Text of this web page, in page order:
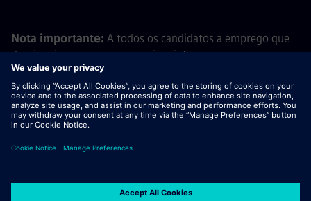
Nota importante: A todos os candidatos a emprego que
desejem integrar a nossa equipa, informamos que a
Siemens não solicita o pagamento de quaisquer taxas
antes, durante ou após o processo de candidatura. Não
pedimos dados bancários ou informações financeiras
pessoais em troca de uma promessa de emprego. Da
que pareçam ter sido enviados por um recrutador da
contactado por um dos nossos profissionais no âmbito de